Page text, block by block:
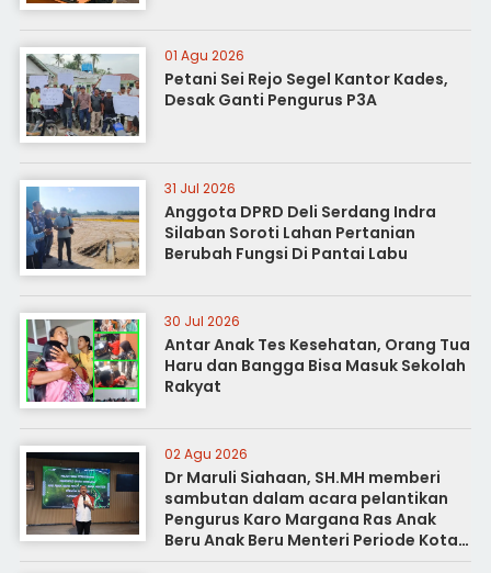
01 Agu 2026
Petani Sei Rejo Segel Kantor Kades,
Desak Ganti Pengurus P3A
31 Jul 2026
Anggota DPRD Deli Serdang Indra
Silaban Soroti Lahan Pertanian
Berubah Fungsi Di Pantai Labu
30 Jul 2026
Antar Anak Tes Kesehatan, Orang Tua
Haru dan Bangga Bisa Masuk Sekolah
Rakyat
02 Agu 2026
Dr Maruli Siahaan, SH.MH memberi
sambutan dalam acara pelantikan
Pengurus Karo Margana Ras Anak
Beru Anak Beru Menteri Periode Kota
Medan